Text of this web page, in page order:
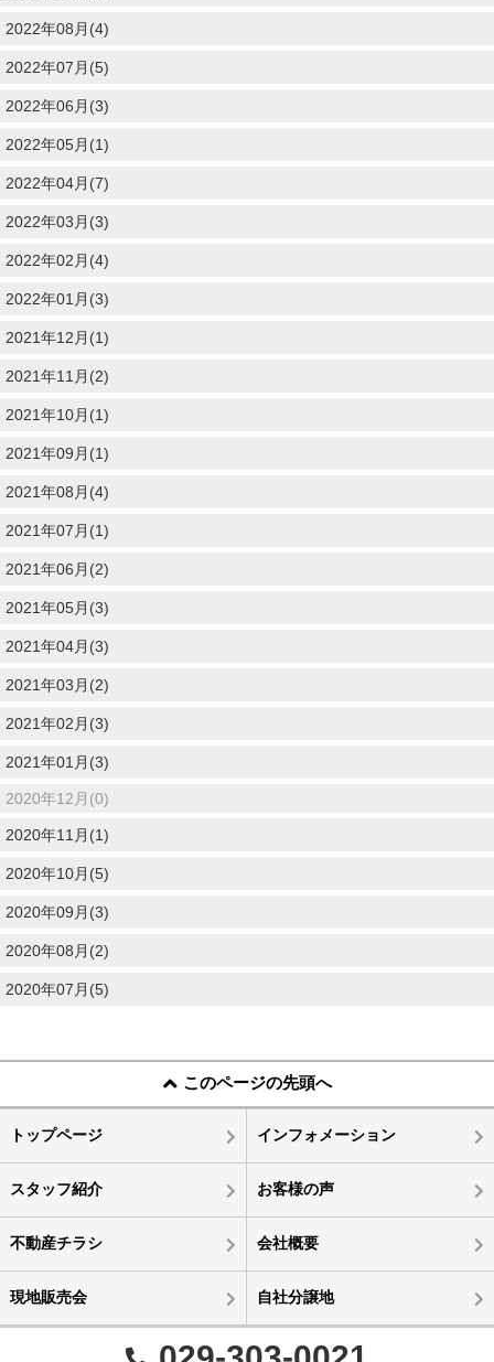
2022年08月(4)
2022年07月(5)
2022年06月(3)
2022年05月(1)
2022年04月(7)
2022年03月(3)
2022年02月(4)
2022年01月(3)
2021年12月(1)
2021年11月(2)
2021年10月(1)
2021年09月(1)
2021年08月(4)
2021年07月(1)
2021年06月(2)
2021年05月(3)
2021年04月(3)
2021年03月(2)
2021年02月(3)
2021年01月(3)
2020年12月(0)
2020年11月(1)
2020年10月(5)
2020年09月(3)
2020年08月(2)
2020年07月(5)
このページの先頭へ
トップページ インフォメーション
スタッフ紹介 お客様の声
不動産チラシ 会社概要
現地販売会 自社分譲地